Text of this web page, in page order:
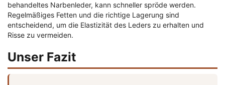
behandeltes Narbenleder, kann schneller spröde werden.
Regelmäßiges Fetten und die richtige Lagerung sind
entscheidend, um die Elastizität des Leders zu erhalten und
Risse zu vermeiden.
Unser Fazit